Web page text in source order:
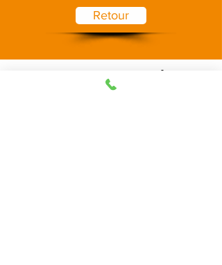
Retour
Contactez-moi !